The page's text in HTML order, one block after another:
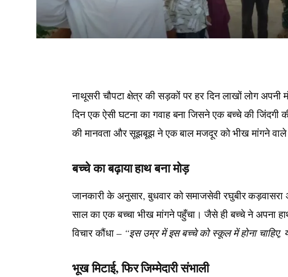
नाथूसरी चौपटा क्षेत्र की सड़कों पर हर दिन लाखों लोग
दिन एक ऐसी घटना का गवाह बना जिसने एक बच्चे की जिंदगी
की मानवता और सूझबूझ ने एक बाल मजदूर को भीख मांगने वाले
बच्चे का बढ़ाया हाथ बना मोड़
जानकारी के अनुसार, बुधवार को समाजसेवी रघुबीर कड़वासरा
साल का एक बच्चा भीख मांगने पहुँचा। जैसे ही बच्चे ने अपना
विचार कौंधा – “इस उम्र में इस बच्चे को स्कूल में होना चाहिए,
भूख मिटाई, फिर जिम्मेदारी संभाली